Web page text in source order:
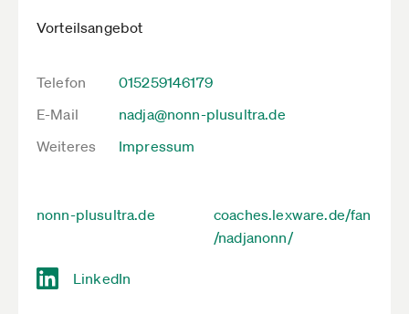
Vorteilsangebot
Telefon
015259146179
E-Mail
nadja@nonn-plusultra.de
Weiteres
Impressum
nonn-plusultra.de
coaches.lexware.de/fan
/nadjanonn/
LinkedIn